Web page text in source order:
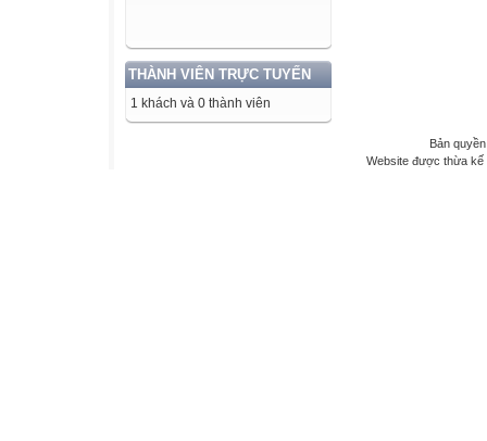
THÀNH VIÊN TRỰC TUYẾN
1 khách và 0 thành viên
Bản
Website được thừa